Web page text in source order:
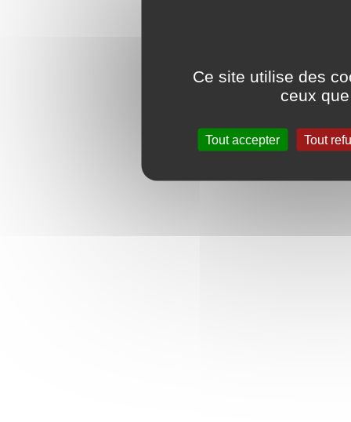
Ce site utilise des
ceux
Tout accepter Tout